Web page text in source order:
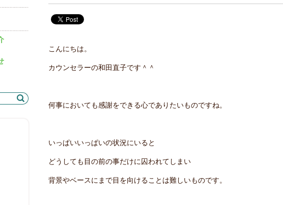
こんにちは。
カウンセラーの和田直子です＾＾
何事においても感謝をできる心でありたいものですね。
いっぱいいっぱいの状況にいると
どうしても目の前の事だけに囚われてしまい
背景やベースにまで目を向けることは難しいものです。